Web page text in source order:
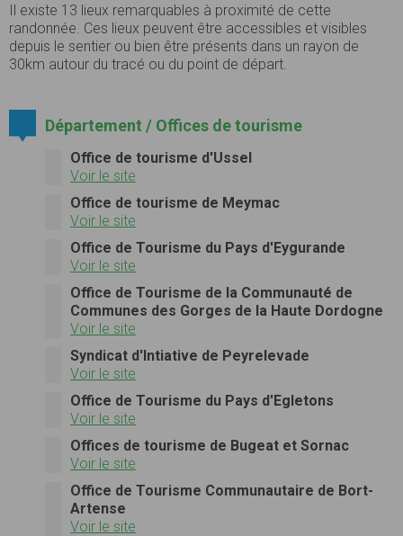
Il existe 13 lieux remarquables à proximité de cette
randonnée. Ces lieux peuvent être accessibles et visibles
depuis le sentier ou bien être présents dans un rayon de
30km autour du tracé ou du point de départ.
Département / Offices de tourisme
Office de tourisme d'Ussel
Voir le site
Office de tourisme de Meymac
Voir le site
Office de Tourisme du Pays d'Eygurande
Voir le site
Office de Tourisme de la Communauté de
Communes des Gorges de la Haute Dordogne
Voir le site
Syndicat d'Intiative de Peyrelevade
Voir le site
Office de Tourisme du Pays d'Egletons
Voir le site
Offices de tourisme de Bugeat et Sornac
Voir le site
Office de Tourisme Communautaire de Bort-
Artense
Voir le site